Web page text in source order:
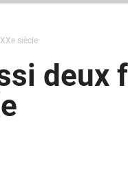
siècle
deux